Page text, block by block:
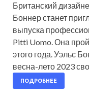
Британский
Боннер станет
выпуска
Pitti Uomo. Она
этого года. Уэльс
весна-лето 2023
ПОДРОБНЕЕ